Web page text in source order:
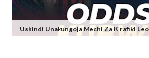
Ushindi Unakungoja Mechi Za Kirafiki Leo